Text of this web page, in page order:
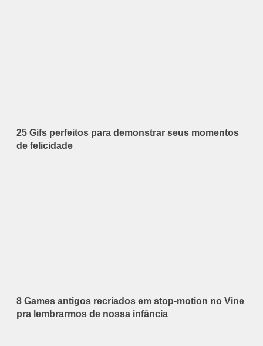
25 Gifs perfeitos para demonstrar seus momentos
de felicidade
8 Games antigos recriados em stop-motion no Vine
pra lembrarmos de nossa infância